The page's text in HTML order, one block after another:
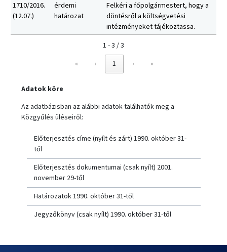
1710/2016.
(12.07.)
érdemi
határozat
Felkéri a főpolgármestert, hogy a
döntésről a költségvetési
intézményeket tájékoztassa.
1 - 3 / 3
«
‹ 1 › »
Adatok köre
Az adatbázisban az alábbi adatok találhatók meg a
Közgyűlés üléseiről:
Előterjesztés címe (nyílt és zárt) 1990. október 31-
től
Előterjesztés dokumentumai (csak nyílt) 2001.
november 29-től
Határozatok 1990. október 31-től
Jegyzőkönyv (csak nyílt) 1990. október 31-től